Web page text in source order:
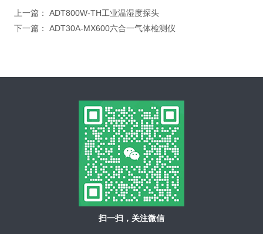
上一篇： ADT800W-TH工业温湿度探头
下一篇： ADT30A-MX600六合一气体检测仪
扫一扫，关注微信